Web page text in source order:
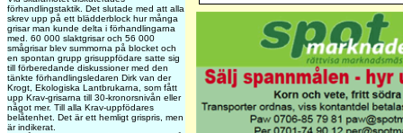
förhandlingstaktik. Det slutade med att alla
skrev upp på ett blädderblock hur många
grisar man kunde delta i förhandlingarna
med. 60 000 slaktgrisar och 56 000
smågrisar blev summorna på blocket och
en spontan grupp grisuppfödare satte sig
till förberedande diskussioner med den
tänkte förhandlingsledaren Dirk van der
Krogt, Ekologiska Lantbrukarna, som fått
upp Krav-grisarna till 30-kronorsnivån eller
något mer. Till alla Krav-uppfödares
belåtenhet. Det är ett hemligt grispris, men
är indikerat.